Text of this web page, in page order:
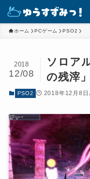
ホーム PCゲーム PSO2
ソロア
の残滓
2018
12/08
PSO2 2018年12月8日